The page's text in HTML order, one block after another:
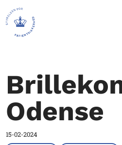
Odense
15-02-2024